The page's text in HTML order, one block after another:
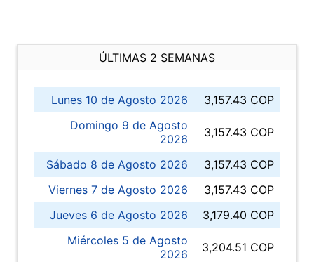
ÚLTIMAS 2 SEMANAS
Lunes 10 de Agosto 2026
3,157.43 COP
Domingo 9 de Agosto
2026
3,157.43 COP
Sábado 8 de Agosto 2026
3,157.43 COP
Viernes 7 de Agosto 2026
3,157.43 COP
Jueves 6 de Agosto 2026
3,179.40 COP
Miércoles 5 de Agosto
2026
3,204.51 COP